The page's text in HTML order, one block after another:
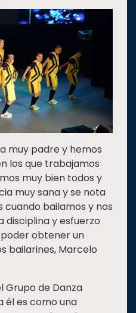
muy padre y hemos
los que trabajamos
muy bien todos y
muy sana y se nota
bailamos y nos
disciplina y esfuerzo
obtener un
bailarines, Marcelo
Grupo de Danza
él es como una